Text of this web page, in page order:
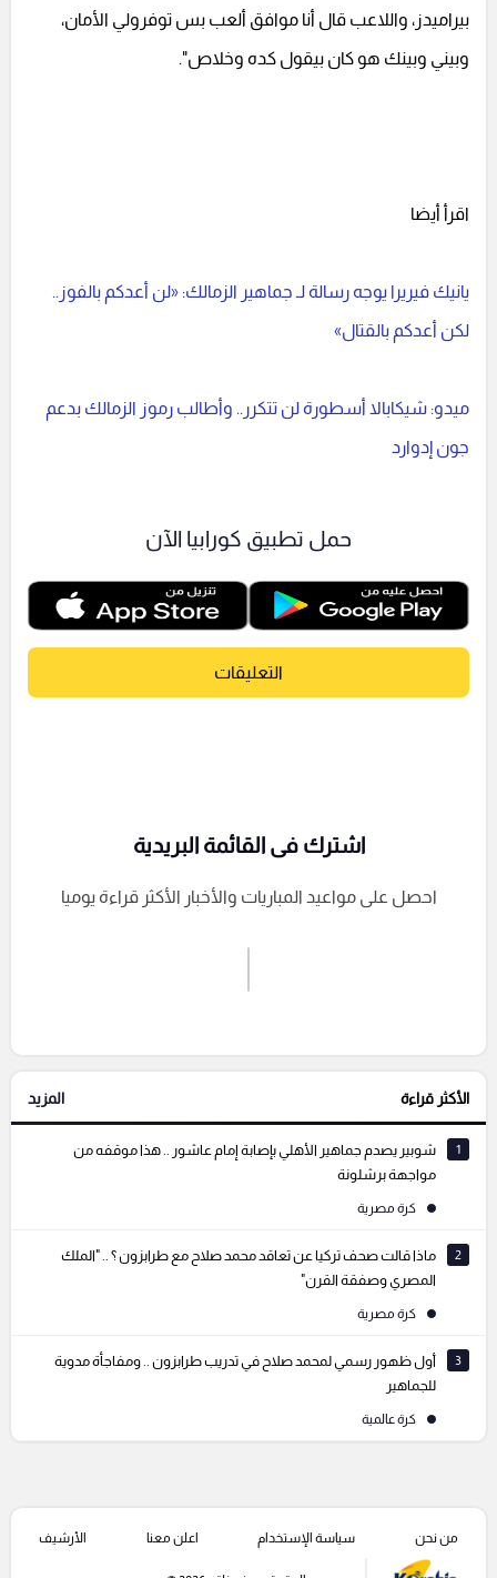
بيراميدز، واللاعب قال أنا موافق ألعب بس توفرولي الأمان،
وبيني وبينك هو كان بيقول كده وخلاص".
اقرأ أيضا
يانيك فيريرا يوجه رسالة لـ جماهير الزمالك: «لن أعدكم بالفوز..
لكن أعدكم بالقتال»
ميدو: شيكابالا أسطورة لن تتكرر.. وأطالب رموز الزمالك بدعم
جون إدوارد
حمل تطبيق كورابيا الآن
التعليقات
إرسال تعليق
التعليقات السابقة
اشترك فى القائمة البريدية
احصل على مواعيد المباريات والأخبار الأكثر قراءة يوميا
الأكثر قراءة المزيد
1
شوبير يصدم جماهير الأهلي بإصابة إمام عاشور .. هذا موقفه من
مواجهة برشلونة
كرة مصرية
2
ماذا قالت صحف تركيا عن تعاقد محمد صلاح مع طرابزون ؟ .. "الملك
المصري وصفقة القرن"
كرة مصرية
3
أول ظهور رسمي لمحمد صلاح في تدريب طرابزون .. ومفاجأة مدوية
للجماهير
كرة عالمية
من نحن سياسة الإستخدام اعلن معنا الأرشيف